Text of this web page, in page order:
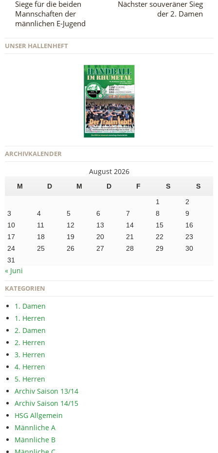
Siege für die beiden
Mannschaften der
männlichen E-Jugend
Nächster souveräner Sieg
der 2. Damen
UNSER HALLENHEFT
ARCHIVKALENDER
August 2026
M D M D F S
S
1
2
3
4 5 6 7 8
9
10
11 12 13 14 15
16
17
18 19 20 21 22
23
24
25 26 27 28 29
30
31
« Juni
KATEGORIEN
1. Damen
1. Herren
2. Damen
2. Herren
3. Herren
4. Herren
5. Herren
Archiv Saison 13/14
Archiv Saison 14/15
HSG Allgemein
Männliche A
Männliche B